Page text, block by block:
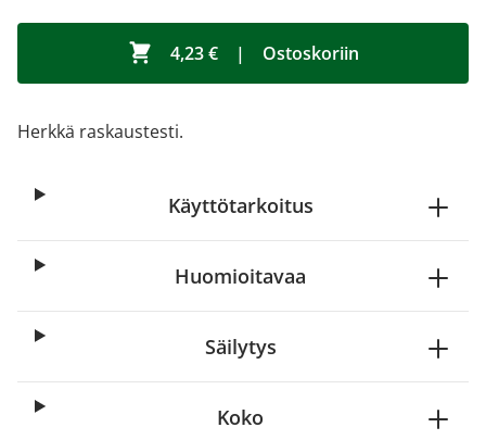
4,23 € | Ostoskoriin
Herkkä raskaustesti.
Käyttötarkoitus
Huomioitavaa
Säilytys
Koko